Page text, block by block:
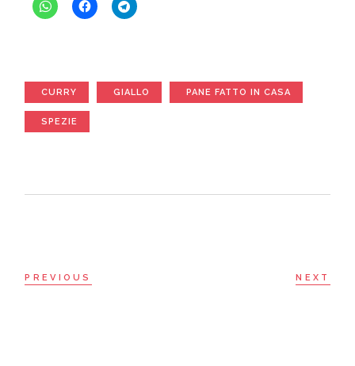
CURRY GIALLO PANE FATTO IN CASA
SPEZIE
PREVIOUS NEXT